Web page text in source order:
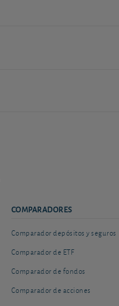
COMPARADORES
Comparador depósitos y seguros
Comparador de ETF
Comparador de fondos
Comparador de acciones